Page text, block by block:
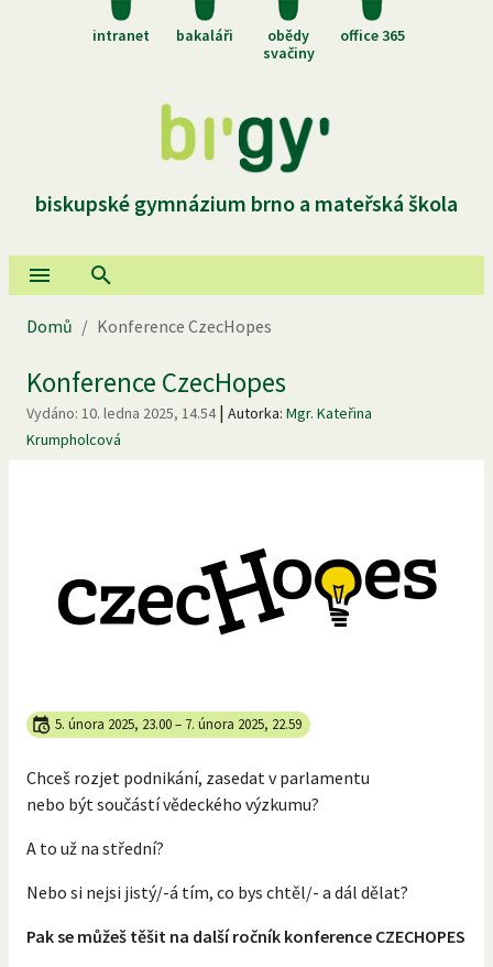
intranet bakaláři
obědy
svačiny
office 365
biskupské gymnázium brno a mateřská škola
Domů / Konference CzecHopes
Konference CzecHopes
Vydáno: 10. ledna 2025, 14.54| Autorka: Mgr. Kateřina
Krumpholcová
5. února 2025, 23.00– 7. února 2025, 22.59
Chceš rozjet podnikání, zasedat v parlamentu
nebo být součástí vědeckého výzkumu?
A to už na střední?
Nebo si nejsi jistý/-á tím, co bys chtěl/- a dál dělat?
Pak se můžeš těšit na další ročník konference CZECHOPES